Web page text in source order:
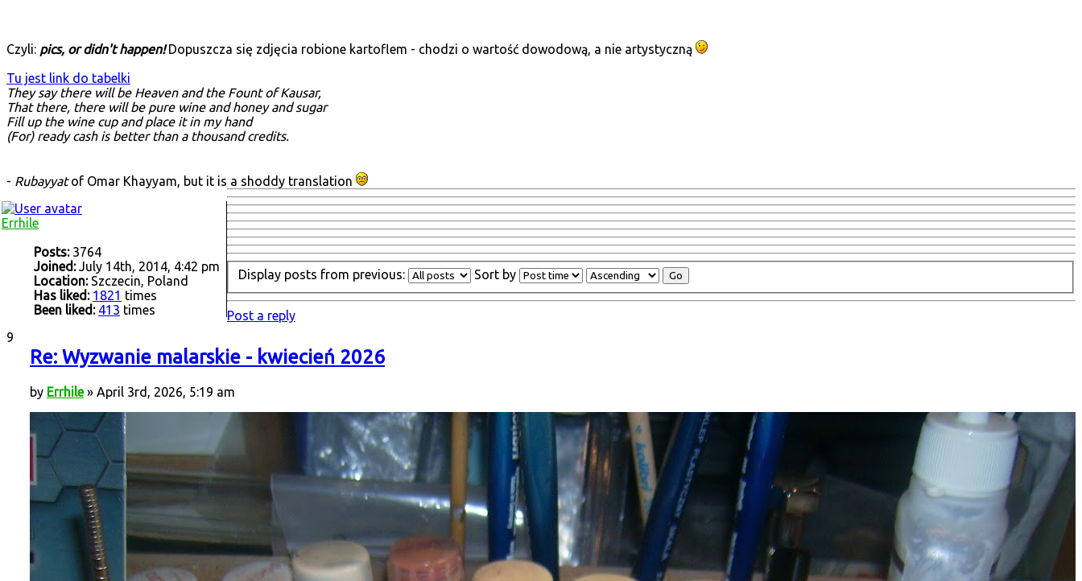
Czyli: pics, or didn't happen!Dopuszcza się zdjęcia robione kartoflem - chodzi o wartość dowodową, a nie artystyczną
Tu jest link do tabelki
They say there will be Heaven and the Fount of Kausar,
That there, there will be pure wine and honey and sugar
Fill up the wine cup and place it in my hand
(For) ready cash is better than a thousand credits.
- Rubayyatof Omar Khayyam, but it is a shoddy translation
Errhile
Posts:3764
Joined:July 14th, 2014, 4:42 pm
Location:Szczecin, Poland
Has liked: 1821 times
Been liked: 413 times
Re: Wyzwanie malarskie - kwiecień 2026
by Errhile» April 3rd, 2026, 5:19 am
Display posts from previous: Sort by
Post a reply
9